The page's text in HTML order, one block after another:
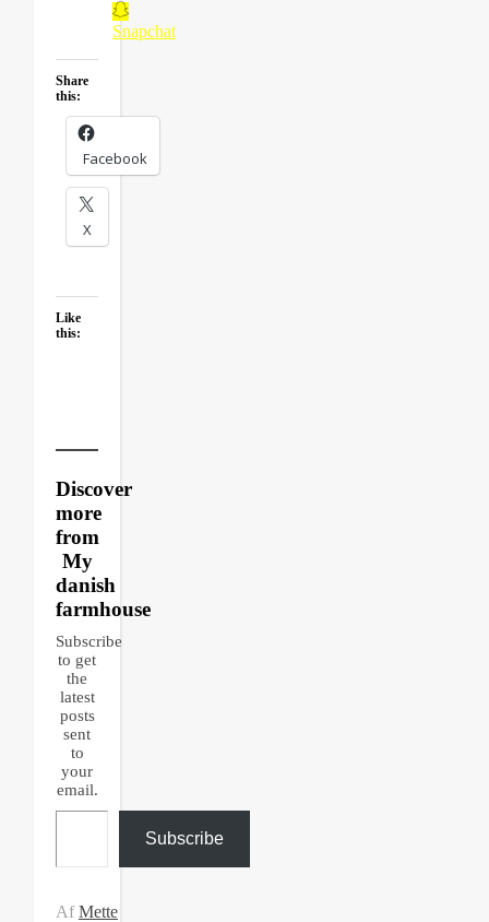
Snapchat
Share
this:
Facebook
X
Like
this:
Discover
more
from
My
danish
farmhouse
Subscribe
to get
the
latest
posts
sent
to
your
email.
Type your email…
Subscribe
AfMette